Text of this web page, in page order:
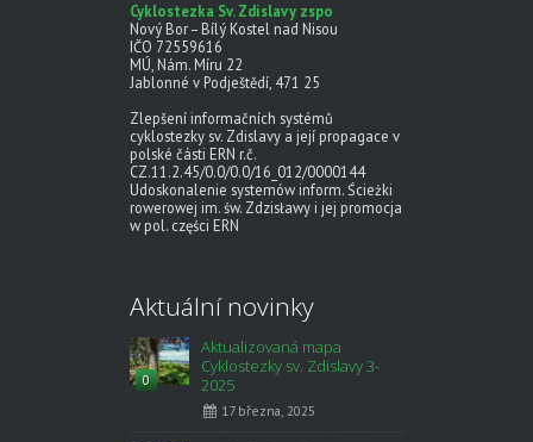
Cyklostezka Sv. Zdislavy zspo
Nový Bor – Bílý Kostel nad Nisou
IČO 72559616
MÚ, Nám. Míru 22
Jablonné v Podještědí, 471 25
Zlepšení informačních systémů
cyklostezky sv. Zdislavy a její propagace v
polské části ERN r.č.
CZ.11.2.45/0.0/0.0/16_012/0000144
Udoskonalenie systemów inform. Ścieżki
rowerowej im. św. Zdzisławy i jej promocja
w pol. części ERN
Aktuální novinky
0
Aktualizovaná mapa
Cyklostezky sv. Zdislavy 3-
2025
17 března, 2025